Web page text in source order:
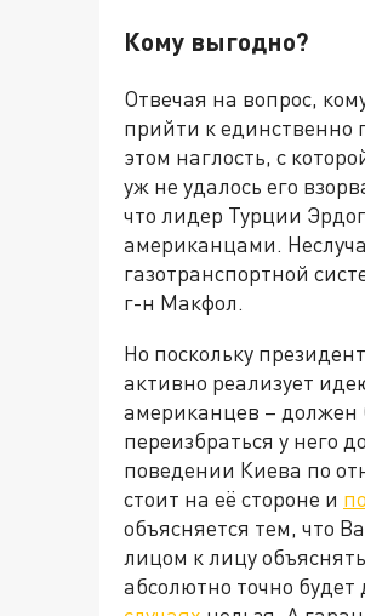
Кому выгодно?
Отвечая на вопрос,
прийти к
этом наглость, с
уж не удалось его
что лидер Турции
американцами.
газотранспортной
г-н Макфол.
Но поскольку
активно реализует
американцев – должен
переизбраться у него
поведении Киева по
стоит на её стороне и
объясняется тем, что
лицом к лицу
абсолютно точно